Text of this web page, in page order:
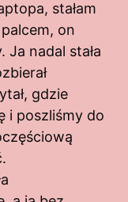
stałam
on
Ja nadal stała
gdzie
i poszliśmy do